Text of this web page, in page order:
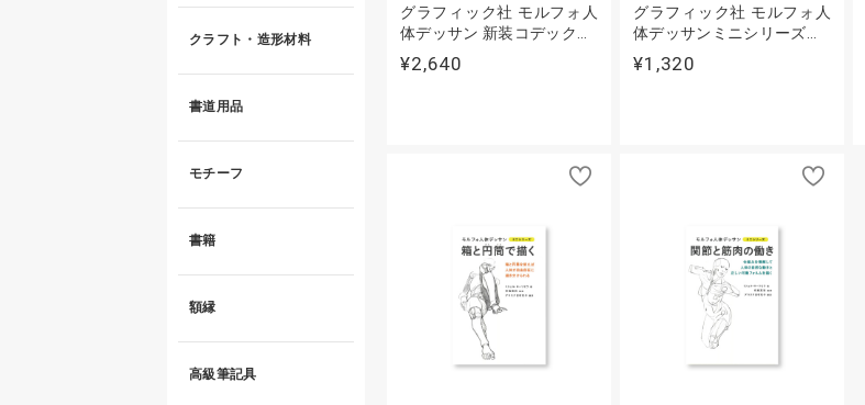
グラフィック社 モルフォ人
体デッサン 新装コデック…
¥2,640
グラフィック社 モルフォ人
体デッサンミニシリーズ…
¥1,320
クラフト・造形材料
書道用品
モチーフ
書籍
額縁
高級筆記具